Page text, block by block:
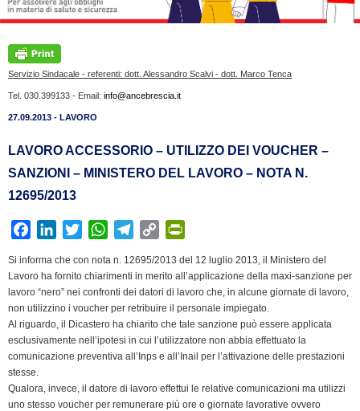
Servizio Sindacale - referenti: dott. Alessandro Scalvi - dott. Marco Tenca
Tel. 030.399133 - Email: info@ancebrescia.it
27.09.2013 - LAVORO
LAVORO ACCESSORIO – UTILIZZO DEI VOUCHER –
SANZIONI – MINISTERO DEL LAVORO – NOTA N.
12695/2013
c
e
b
o
o
k
n
k
e
d
I
n
i
t
t
e
r
W
a
t
s
A
p
p
l
e
g
r
a
m
C
p
y
L
i
n
k
i
n
t
F
r
i
e
n
Si informa che con nota n. 12695/2013 del 12 luglio 2013, il Ministero del
Lavoro ha fornito chiarimenti in merito all’applicazione della maxi-sanzione per
lavoro “nero” nei confronti dei datori di lavoro che, in alcune giornate di lavoro,
non utilizzino i voucher per retribuire il personale impiegato.
Al riguardo, il Dicastero ha chiarito che tale sanzione può essere applicata
esclusivamente nell’ipotesi in cui l’utilizzatore non abbia effettuato la
comunicazione preventiva all’Inps e all’Inail per l’attivazione delle prestazioni
stesse.
Qualora, invece, il datore di lavoro effettui le relative comunicazioni ma utilizzi
uno stesso voucher per remunerare più ore o giornate lavorative ovvero